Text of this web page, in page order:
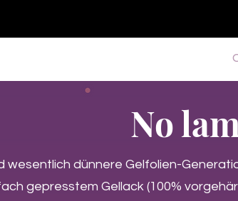
No
wesentlich dünnere Gelfolien-
gepresstem Gellack (100%